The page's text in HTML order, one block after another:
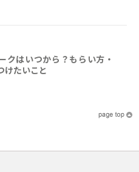
クはいつから？もらい方・
けたいこと